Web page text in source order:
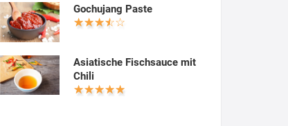
Gochujang Paste
Asiatische Fischsauce mit
Chili